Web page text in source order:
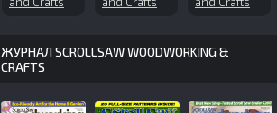
Patterns
ЖУРНАЛ SCROLLSAW WOODWORKING &
CRAFTS